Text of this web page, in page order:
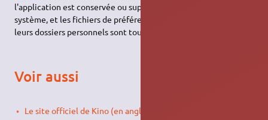
l'application est conservée ou supprimée. Les journaux du
système, et les fichiers de préférence des utilisateurs dans
leurs dossiers personnels sont toujours conservés.
Voir aussi
Le site officiel de Kino (en anglais)